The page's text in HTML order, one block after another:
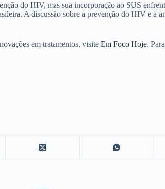
do HIV, mas sua incorporação ao SUS
A discussão sobre a prevenção do HIV e a
em tratamentos, visite Em Foco Hoje.